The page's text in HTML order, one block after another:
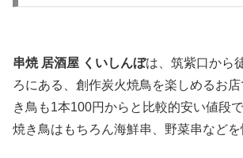
串焼 居酒屋 くいしんぼは、筑紫口から
ろにある、創作炭火焼鳥を楽しめるお
き鳥も1本100円からと比較的安い値段
焼き鳥はもちろん海鮮串、野菜串などを